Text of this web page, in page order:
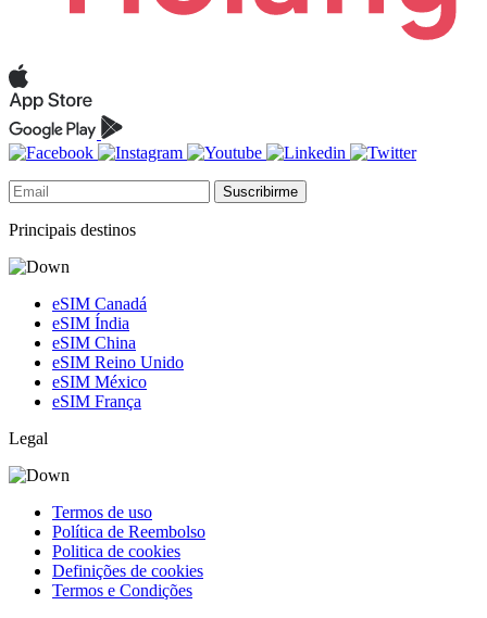
Suscribirme
Principais destinos
eSIM Canadá
eSIM Índia
eSIM China
eSIM Reino Unido
eSIM México
eSIM França
Legal
Termos de uso
Política de Reembolso
Politica de cookies
Definições de cookies
Termos e Condições